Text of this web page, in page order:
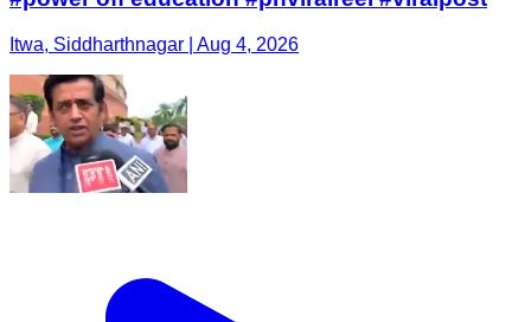
Itwa, Siddharthnagar | Aug 4, 2026